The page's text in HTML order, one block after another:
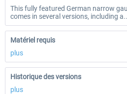
This fully featured German narrow
comes in several versions, including
Matériel requis
plus
Historique des versions
plus